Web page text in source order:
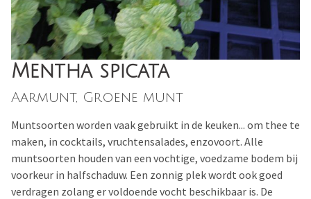
Mentha spicata
Aarmunt, Groene munt
Muntsoorten worden vaak gebruikt in de keuken... om thee te
maken, in cocktails, vruchtensalades, enzovoort. Alle
muntsoorten houden van een vochtige, voedzame bodem bij
voorkeur in halfschaduw. Een zonnig plek wordt ook goed
verdragen zolang er voldoende vocht beschikbaar is. De